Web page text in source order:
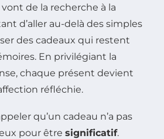
de la recherche à la
d’aller au-delà des simples
des cadeaux qui restent
En privilégiant la
chaque présent devient
réfléchie.
qu’un cadeau n’a pas
pour être significatif.